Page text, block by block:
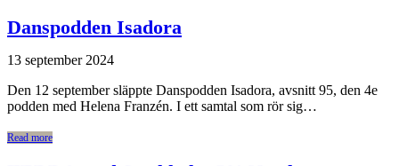
Danspodden Isadora
13 september 2024
Den 12 september släppte Danspodden Isadora, avsnitt 95, den 4e
podden med Helena Franzén. I ett samtal som rör sig…
Read more